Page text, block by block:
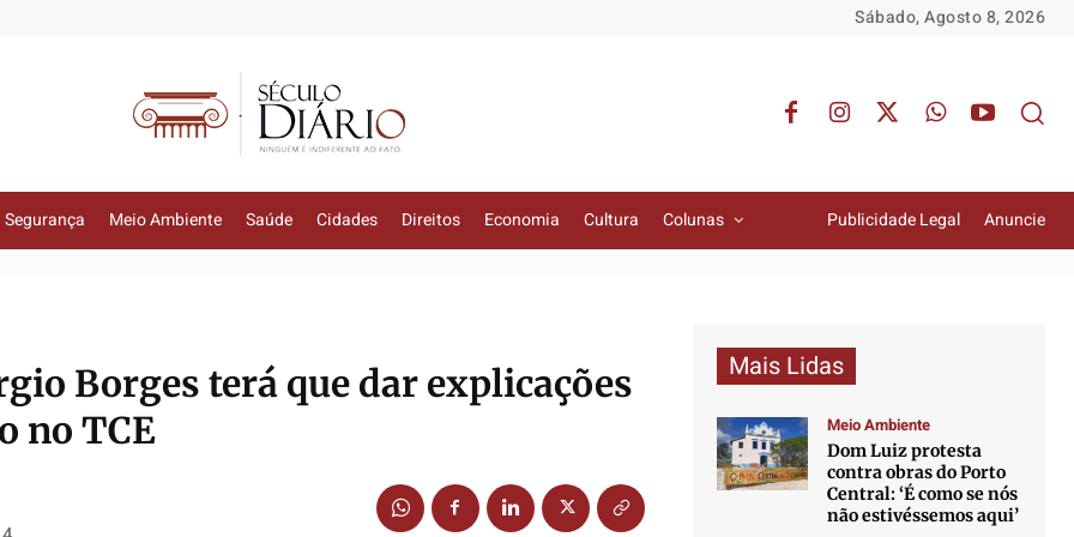
Sábado, Agosto 8, 2026
Segurança Meio Ambiente Saúde Cidades Direitos Economia Cultura Colunas Publicidade Legal Anuncie
Borges terá que dar explicações
no TCE
Mais Lidas
Meio Ambiente
Dom Luiz protesta
contra obras do Porto
Central: ‘É como se nós
não estivéssemos aqui’